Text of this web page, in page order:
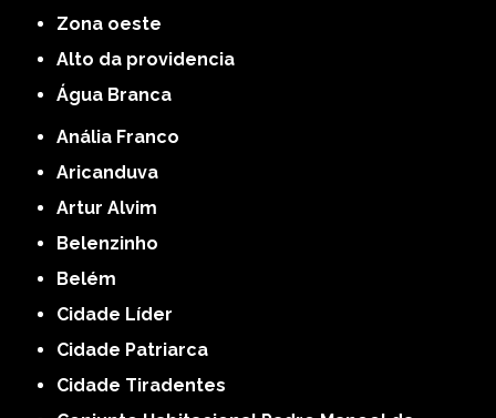
Zona oeste
alto da providencia
Água Branca
Anália Franco
Aricanduva
Artur Alvim
Belenzinho
Belém
Cidade Líder
Cidade Patriarca
Cidade Tiradentes